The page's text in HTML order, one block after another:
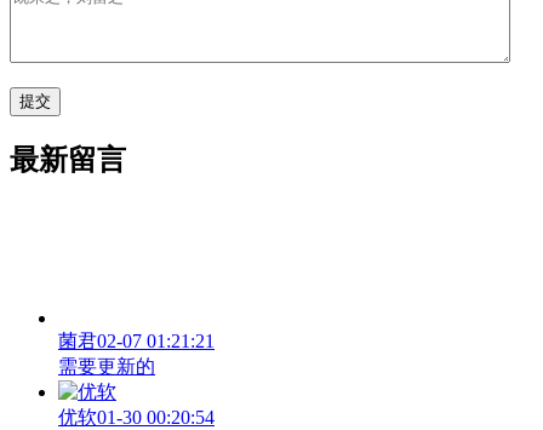
最新留言
菌君02-07 01:21:21
需要更新的
优软01-30 00:20:54